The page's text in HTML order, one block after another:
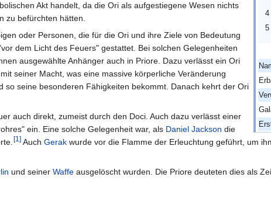
4
5
Akt handelt, da die Ori als aufgestiegene Wesen nichts
zu befürchten hätten.
oder Personen, die für die Ori und ihre Ziele von Bedeutung
dem Licht des Feuers" gestattet. Bei solchen Gelegenheiten
ausgewählte Anhänger auch in Priore. Dazu verlässt ein Ori
seiner Macht, was eine massive körperliche Veränderung
so seine besonderen Fähigkeiten bekommt. Danach kehrt der Ori
auch direkt, zumeist durch den Doci. Auch dazu verlässt einer
ein. Eine solche Gelegenheit war, als Daniel Jackson die
[1 ] Auch Gerak wurde vor die Flamme der Erleuchtung geführt, um
und seiner Waffe ausgelöscht wurden. Die Priore deuteten dies als